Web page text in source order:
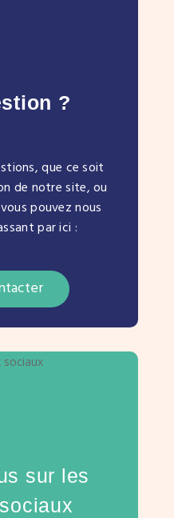
?
que ce soit
de notre site, ou
pouvez nous
par ici :
sur les